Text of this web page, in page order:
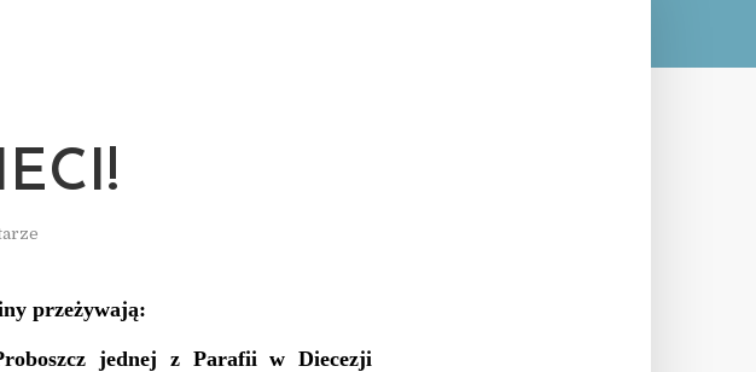
przeżywają:
jednej z Parafii w Diecezji